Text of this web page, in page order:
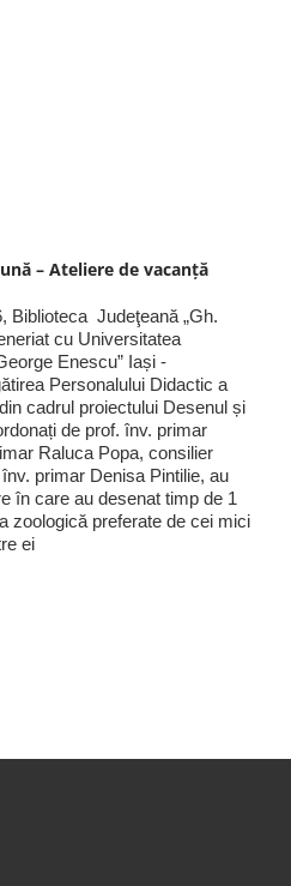
– Ateliere de vacanță
Biblioteca Judeţeană „Gh.
cu Universitatea
Enescu” Iași -
Personalului Didactic a
cadrul proiectului Desenul și
de prof. înv. primar
Raluca Popa, consilier
primar Denisa Pintilie, au
în care au desenat timp de 1
zoologică preferate de cei mici
ei